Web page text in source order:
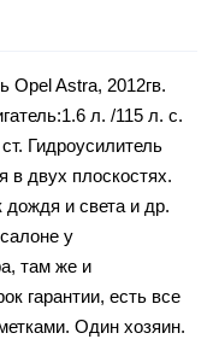
Opel Astra, 2012гв.
л. /115 л. c.
Гидроусилитель
в двух плоскостях.
и света и др.
у
там же и
гарантии, есть все
Один хозяин.